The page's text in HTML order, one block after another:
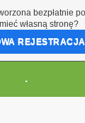
.
bezpłatnie
własną stronę?
REJESTRACJA